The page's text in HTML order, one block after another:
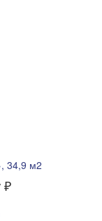
34,9 м2
₽